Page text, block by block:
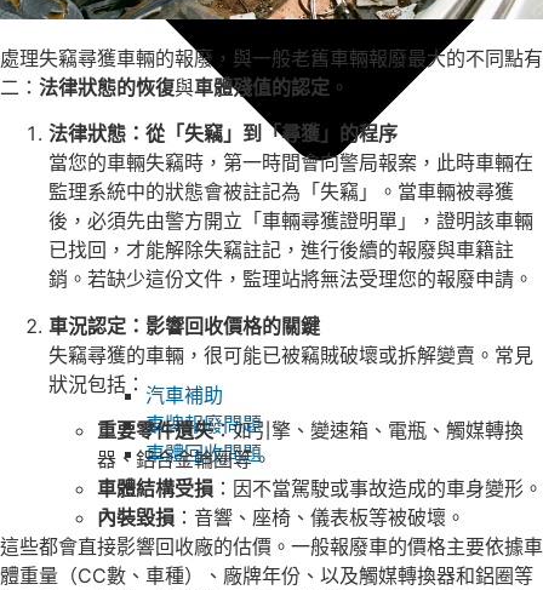
汽車補助
車牌報廢問題
車體回收問題
處理失竊尋獲車輛的報廢，與一般老舊車輛報廢最大的不同點有
二： 法律狀態的恢復與車體殘值的認定 。
法律狀態：從「失竊」到「尋獲」的程序
當您的車輛失竊時，第一時間會向警局報案，此時車輛在
監理系統中的狀態會被註記為「失竊」。當車輛被尋獲
後，必須先由警方開立「車輛尋獲證明單」，證明該車輛
已找回，才能解除失竊註記，進行後續的報廢與車籍註
銷。若缺少這份文件，監理站將無法受理您的報廢申請。
車況認定：影響回收價格的關鍵
失竊尋獲的車輛，很可能已被竊賊破壞或拆解變賣。常見
狀況包括：
重要零件遺失：如引擎、變速箱、電瓶、觸媒轉換
器、鋁合金輪圈等。
車體結構受損 ：因不當駕駛或事故造成的車身變形。
內裝毀損 ：音響、座椅、儀表板等被破壞。
這些都會直接影響回收廠的估價。一般報廢車的價格主要依據車
體重量（CC數、車種）、廠牌年份、以及觸媒轉換器和鋁圈等